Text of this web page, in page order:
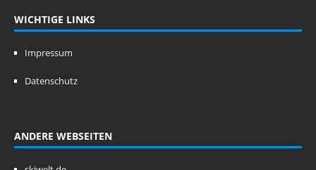
WICHTIGE LINKS
Impressum
Datenschutz
ANDERE WEBSEITEN